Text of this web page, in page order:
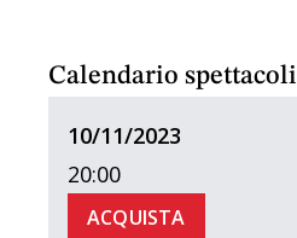
Calendario spettacoli
10/11/2023
20:00
ACQUISTA